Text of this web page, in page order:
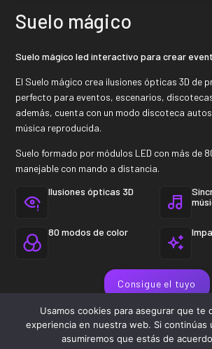
Suelo mágico
Suelo mágico led interactivo para crear
El Suelo mágico crea ilusiones ópticas 3D de
perfecto para eventos, escenarios,
además, cuenta con un modo discoteca
música reproducida.
Suelo formado por módulos LED con más de
manejable con mando a distancia.
Ilusiones ópticas 3D
80 modos de color
Consigue el tuyo
Usamos cookies para asegurar que te
experiencia en nuestra web. Si continúas
asumiremos que estás de